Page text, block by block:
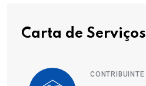
Carta de Serviços
CONTRIBUINTE